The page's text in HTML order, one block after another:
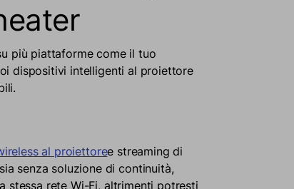
più piattaforme come il tuo
dispositivi intelligenti al proiettore
al proiettoree streaming di
senza soluzione di continuità,
stessa rete Wi-Fi, altrimenti potresti